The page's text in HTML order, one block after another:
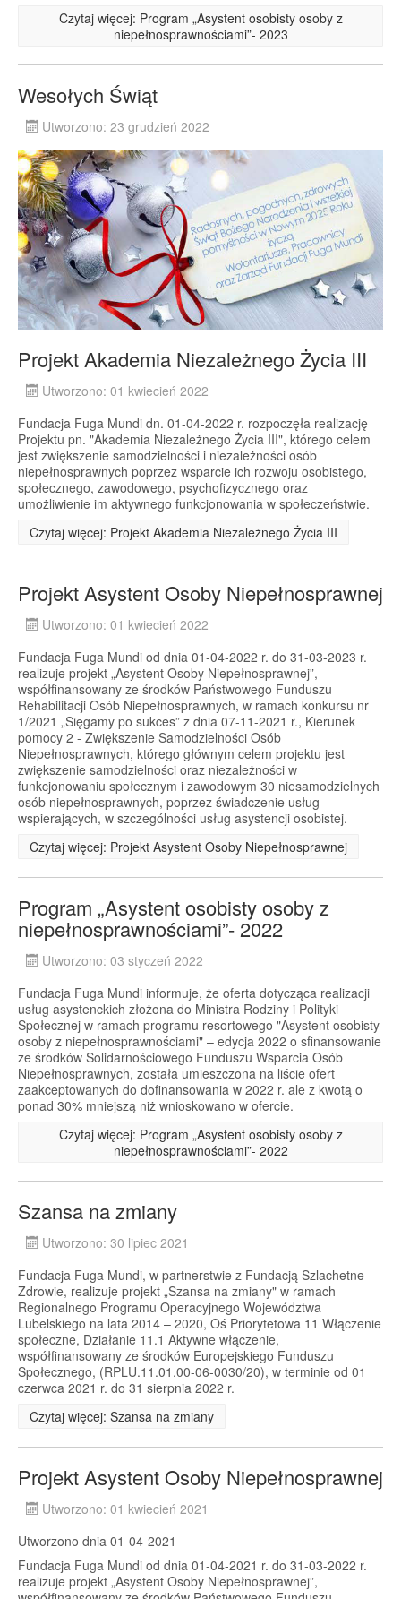
Czytaj więcej: Program „Asystent osobisty osoby z
niepełnosprawnościami”- 2023
Wesołych Świąt
Utworzono: 23 grudzień 2022
Projekt Akademia Niezależnego Życia III
Utworzono: 01 kwiecień 2022
Fundacja Fuga Mundi dn. 01-04-2022 r. rozpoczęła realizację
Projektu pn. "Akademia Niezależnego Życia III", którego celem
jest zwiększenie samodzielności i niezależności osób
niepełnosprawnych poprzez wsparcie ich rozwoju osobistego,
społecznego, zawodowego, psychofizycznego oraz
umożliwienie im aktywnego funkcjonowania w społeczeństwie.
Czytaj więcej: Projekt Akademia Niezależnego Życia III
Projekt Asystent Osoby Niepełnosprawnej
Utworzono: 01 kwiecień 2022
Fundacja Fuga Mundi od dnia 01-04-2022 r. do 31-03-2023 r.
realizuje projekt „Asystent Osoby Niepełnosprawnej”,
współfinansowany ze środków Państwowego Funduszu
Rehabilitacji Osób Niepełnosprawnych, w ramach konkursu nr
1/2021 „Sięgamy po sukces” z dnia 07-11-2021 r., Kierunek
pomocy 2 - Zwiększenie Samodzielności Osób
Niepełnosprawnych, którego głównym celem projektu jest
zwiększenie samodzielności oraz niezależności w
funkcjonowaniu społecznym i zawodowym 30 niesamodzielnych
osób niepełnosprawnych, poprzez świadczenie usług
wspierających, w szczególności usług asystencji osobistej.
Czytaj więcej: Projekt Asystent Osoby Niepełnosprawnej
Program „Asystent osobisty osoby z
niepełnosprawnościami”- 2022
Utworzono: 03 styczeń 2022
Fundacja Fuga Mundi informuje, że oferta dotycząca realizacji
usług asystenckich złożona do Ministra Rodziny i Polityki
Społecznej w ramach programu resortowego "Asystent osobisty
osoby z niepełnosprawnościami" – edycja 2022 o sfinansowanie
ze środków Solidarnościowego Funduszu Wsparcia Osób
Niepełnosprawnych, została umieszczona na liście ofert
zaakceptowanych do dofinansowania w 2022 r. ale z kwotą o
ponad 30% mniejszą niż wnioskowano w ofercie.
Czytaj więcej: Program „Asystent osobisty osoby z
niepełnosprawnościami”- 2022
Szansa na zmiany
Utworzono: 30 lipiec 2021
Fundacja Fuga Mundi, w partnerstwie z Fundacją Szlachetne
Zdrowie, realizuje projekt „Szansa na zmiany" w ramach
Regionalnego Programu Operacyjnego Województwa
Lubelskiego na lata 2014 – 2020, Oś Priorytetowa 11 Włączenie
społeczne, Działanie 11.1 Aktywne włączenie,
współfinansowany ze środków Europejskiego Funduszu
Społecznego, (RPLU.11.01.00-06-0030/20), w terminie od 01
czerwca 2021 r. do 31 sierpnia 2022 r.
Czytaj więcej: Szansa na zmiany
Projekt Asystent Osoby Niepełnosprawnej
Utworzono: 01 kwiecień 2021
Utworzono dnia 01-04-2021
Fundacja Fuga Mundi od dnia 01-04-2021 r. do 31-03-2022 r.
realizuje projekt „Asystent Osoby Niepełnosprawnej”,